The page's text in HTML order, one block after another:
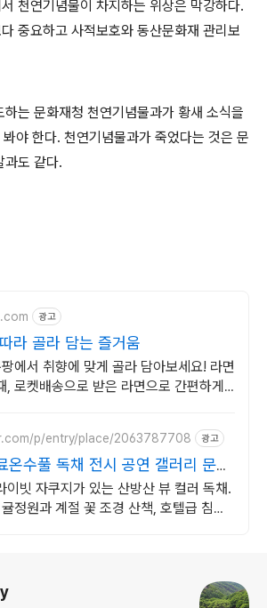
천연기념물이 차지하는 위상은 막강하다.
중요하고 사적보호와 동산문화재 관리보
하는 문화재청 천연기념물과가 황새 소식을
야 한다. 천연기념물과가 죽었다는 것은 문
과도 같다.
광고
라 골라 담는 즐거움
에서 취향에 맞게 골라 담아보세요! 라면
, 로켓배송으로 받은 라면으로 간편하게
p/entry/place/2063787708 광고
온수풀 독채 전시 공연 갤러리 문화
이빗 자쿠지가 있는 산방산 뷰 컬러 독채.
정원과 계절 꽃 조경 산책, 호텔급 침구